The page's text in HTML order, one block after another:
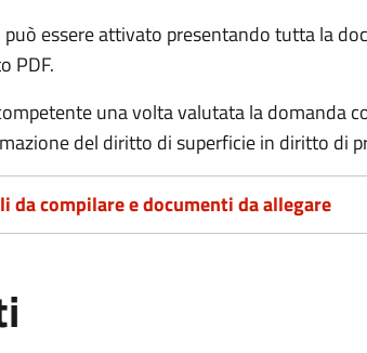
può essere attivato presentando tutta la
PDF.
una volta valutata la domanda
del diritto di superficie in diritto di
da compilare e documenti da allegare